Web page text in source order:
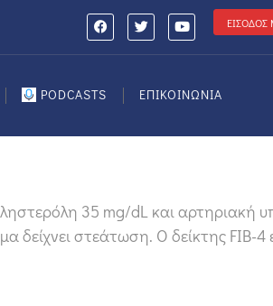
ΕΙΣΟΔΟΣ
PODCASTS ΕΠΙΚΟΙΝΩΝΙΑ
35 mg/dL και αρτηριακή
δείχνει στεάτωση. Ο δείκτης FIB-